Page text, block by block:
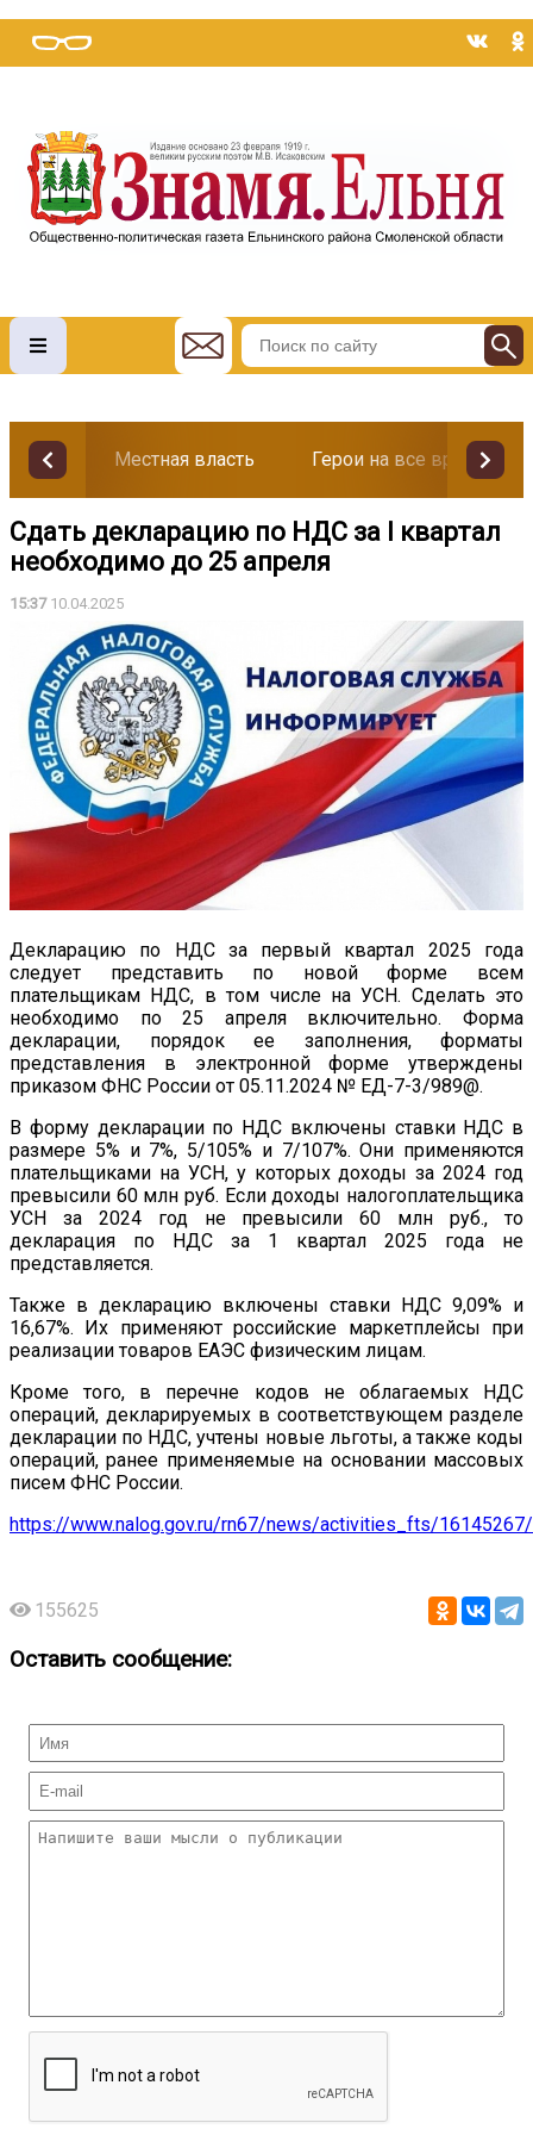
Местная власть Герои на все времена
Сдать декларацию по НДС за I квартал
необходимо до 25 апреля
15:3710.04.2025
Декларацию по НДС за первый квартал 2025 года
следует представить по новой форме всем
плательщикам НДС, в том числе на УСН. Сделать это
необходимо по 25 апреля включительно. Форма
декларации, порядок ее заполнения, форматы
представления в электронной форме утверждены
приказом ФНС России от 05.11.2024 № ЕД-7-3/989@.
В форму декларации по НДС включены ставки НДС в
размере 5% и 7%, 5/105% и 7/107%. Они применяются
плательщиками на УСН, у которых доходы за 2024 год
превысили 60 млн руб. Если доходы налогоплательщика
УСН за 2024 год не превысили 60 млн руб., то
декларация по НДС за 1 квартал 2025 года не
представляется.
Также в декларацию включены ставки НДС 9,09% и
16,67%. Их применяют российские маркетплейсы при
реализации товаров ЕАЭС физическим лицам.
Кроме того, в перечне кодов не облагаемых НДС
операций, декларируемых в соответствующем разделе
декларации по НДС, учтены новые льготы, а также коды
операций, ранее применяемые на основании массовых
писем ФНС России.
https://www.nalog.gov.ru/rn67/news/activities_fts/16145267/
155625
Оставить сообщение: